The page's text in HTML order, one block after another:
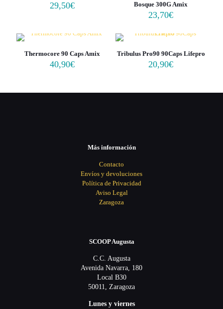
29,50€
Bosque 300G Amix
23,70€
Thermocore 90 Caps Amix
40,90€
Tribulus Pro90 90Caps Lifepro
20,90€
Más información
Contacto
Envíos y devoluciones
Política de Privacidad
Aviso Legal
Zaragoza
SCOOP Augusta
C.C. Augusta
Avenida Navarra, 180
Local B30
50011, Zaragoza
Lunes y viernes